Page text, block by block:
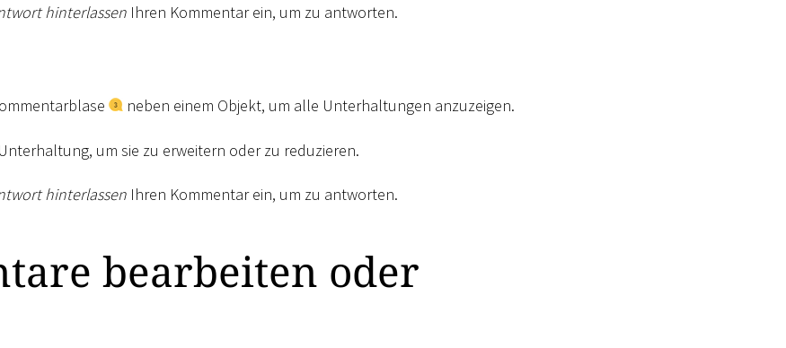
hinterlassen Ihren Kommentar ein, um zu antworten.
neben einem Objekt, um alle Unterhaltungen anzuzeigen.
um sie zu erweitern oder zu reduzieren.
hinterlassen Ihren Kommentar ein, um zu antworten.
bearbeiten oder